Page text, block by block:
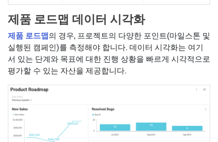
제품 로드맵 데이터 시각화
제품 로드맵 의 경우, 프로젝트의 다양한 포인트(마일스톤 및
실행된 캠페인)를 측정해야 합니다. 데이터 시각화는 여기
서 있는 단계와 목표에 대한 진행 상황을 빠르게 시각적으로
평가할 수 있는 자산을 제공합니다.